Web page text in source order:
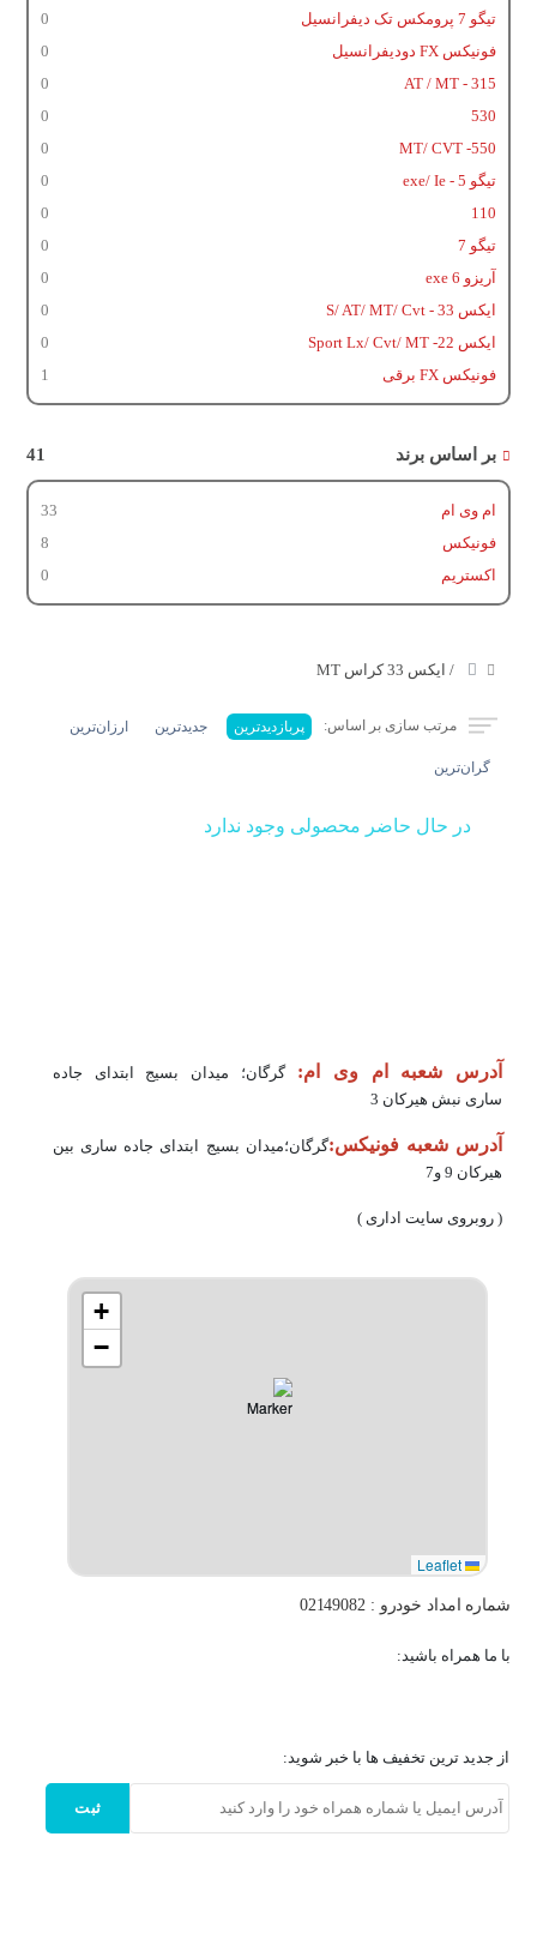
تیگو 7 پرومکس تک دیفرانسیل
0
فونیکس FX دودیفرانسیل
0
315 - AT / MT
0
530
0
550- MT/ CVT
0
تیگو 5 - exe/ Ie
0
110
0
تیگو 7
0
آریزو 6 exe
0
ایکس 33 - S/ AT/ MT/ Cvt
0
ایکس 22- Sport Lx/ Cvt/ MT
0
فونیکس FX برقی
1
بر اساس برند 41
ام وی ام
33
فونیکس
8
اکستریم
0
/ ایکس 33 کراس MT
مرتب سازی بر اساس: پربازدیدترین جدیدترین ارزان‌ترین
گران‌ترین
در حال حاضر محصولی وجود ندارد
آدرس شعبه ام وی ام:
گرگان؛ ميدان بسيج ابتدای جاده
ساری نبش هیرکان 3
آدرس شعبه فونیکس:گرگان؛میدان بسیج ابتدای جاده ساری بین
هیرکان 9 و7
( روبروی سایت اداری )
+
−
شماره امداد خودرو : 02149082
با ما همراه باشید:
از جدید ترین تخفیف ها با خبر شوید:
ثبت